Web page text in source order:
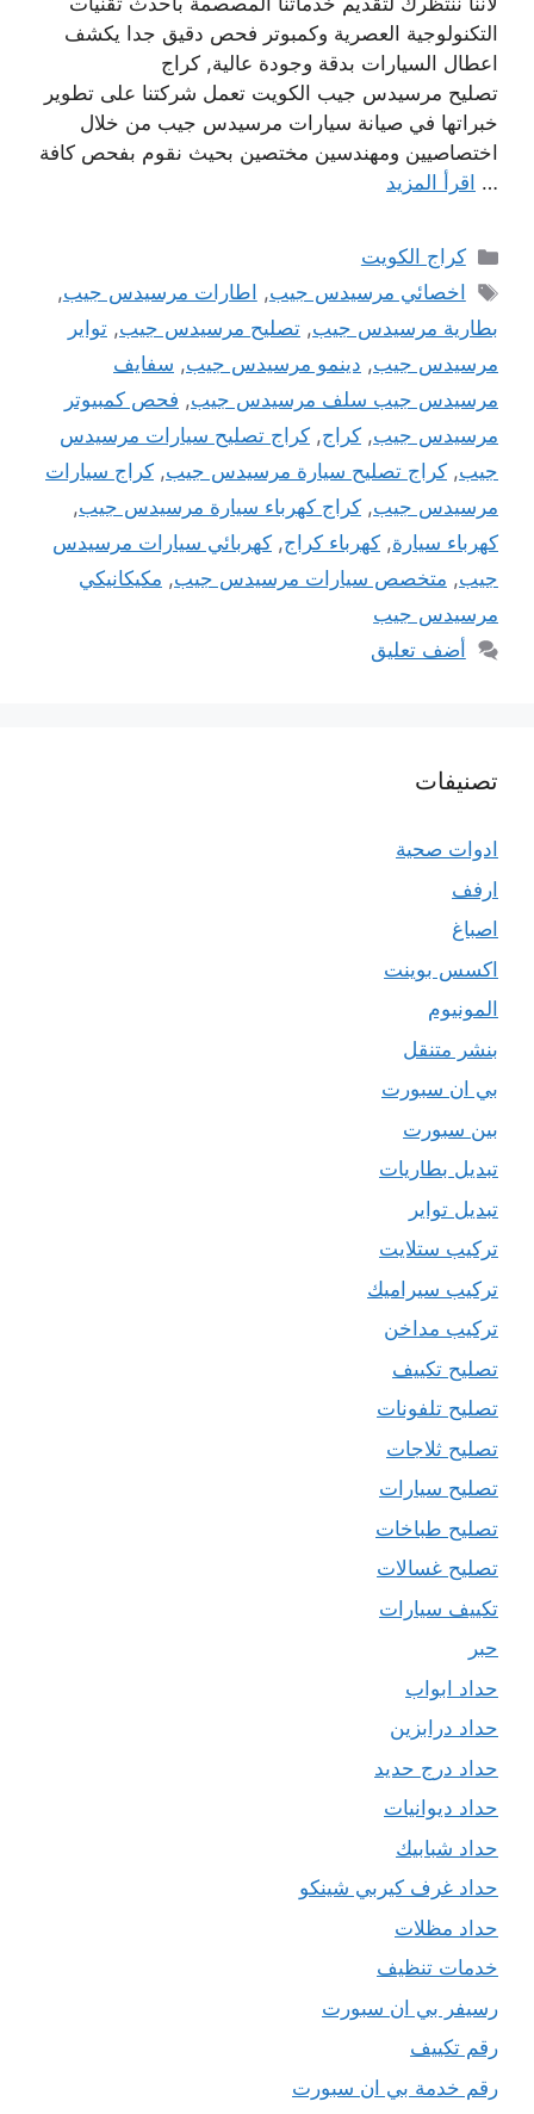
التكنولوجية العصرية وكمبوتر فحص دقيق جدا يكشف
اعطال السيارات بدقة وجودة عالية, كراج
تصليح مرسيدس جيب الكويت تعمل شركتنا على تطوير
خبراتها في صيانة سيارات مرسيدس جيب من خلال
اختصاصيين ومهندسين مختصين بحيث نقوم بفحص كافة
… اقرأ المزيد
التصنيفات
كراج الكويت
الوسوم
اخصائي مرسيدس جيب, اطارات مرسيدس جيب,
بطارية مرسيدس جيب, تصليح مرسيدس جيب, تواير
مرسيدس جيب, دينمو مرسيدس جيب, سفايف
مرسيدس جيب سلف مرسيدس جيب, فحص كمبيوتر
مرسيدس جيب, كراج, كراج تصليح سيارات مرسيدس
جيب, كراج تصليح سيارة مرسيدس جيب, كراج سيارات
مرسيدس جيب, كراج كهرباء سيارة مرسيدس جيب,
كهرباء سيارة, كهرباء كراج, كهربائي سيارات مرسيدس
جيب, متخصص سيارات مرسيدس جيب, مكيكانيكي
مرسيدس جيب
أضف تعليق
تصنيفات
ادوات صحية
ارفف
اصباغ
اكسس بوينت
المونيوم
بنشر متنقل
بي ان سبورت
بين سبورت
تبديل بطاريات
تبديل تواير
تركيب ستلايت
تركيب سيراميك
تركيب مداخن
تصليح تكييف
تصليح تلفونات
تصليح ثلاجات
تصليح سيارات
تصليح طباخات
تصليح غسالات
تكييف سيارات
حبر
حداد ابواب
حداد درابزين
حداد درج حديد
حداد ديوانيات
حداد شبابيك
حداد غرف كيربي شينكو
حداد مظلات
خدمات تنظيف
رسيفر بي ان سبورت
رقم تكييف
رقم خدمة بي ان سبورت